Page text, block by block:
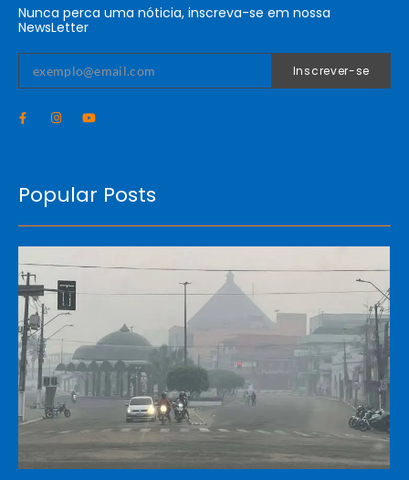
Nunca perca uma nóticia, inscreva-se em nossa
NewsLetter
Inscrever-se
Popular Posts